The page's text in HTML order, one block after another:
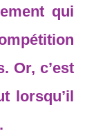
qui
Or, c’est
lorsqu’il